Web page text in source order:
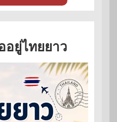
อยู่ไทยยาว